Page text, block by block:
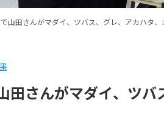
山田さんがマダイ、ツバス、グレ、アカハタ、
田さんがマダイ、ツ